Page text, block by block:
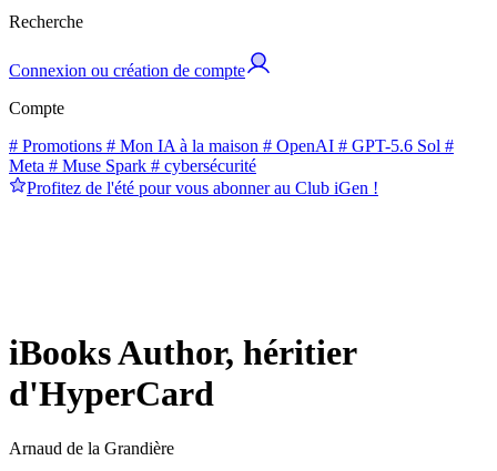
Recherche
Connexion ou création de compte
Compte
# Promotions # Mon IA à la maison # OpenAI # GPT-5.6 Sol #
Meta # Muse Spark # cybersécurité
Profitez de l'été pour vous abonner au Club iGen !
iBooks Author, héritier
d'HyperCard
Arnaud de la Grandière